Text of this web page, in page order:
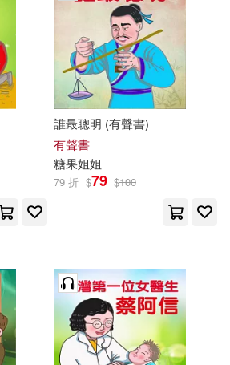
誰最聰明 (有聲書)
有聲書
糖果姐姐
79 折 $79 $100